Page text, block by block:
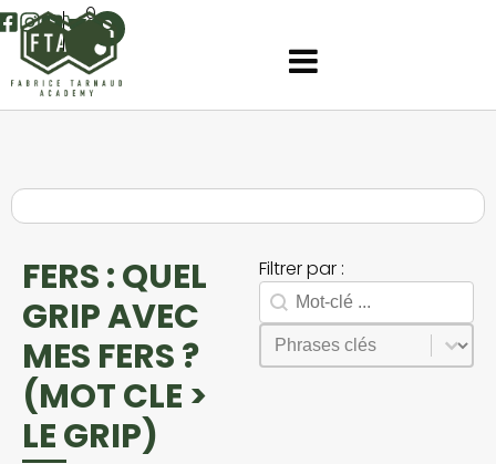
0
FERS : QUEL
GRIP AVEC
MES FERS ?
(MOT CLE >
LE GRIP)
Filtrer par :
Search facet-2
Rechercher
Phrases
Sélectionnez le contenu